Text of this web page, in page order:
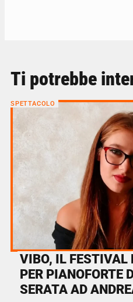
Ti potrebbe
SPETTACOLO
VIBO, IL FESTIVAL
PER PIANOFORTE
SERATA AD